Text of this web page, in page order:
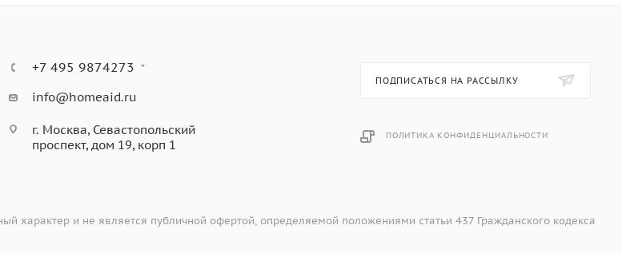
+7 495 9874273
info@homeaid.ru
г. Москва, Севастопольский
проспект, дом 19, корп 1
ПОДПИСАТЬСЯ НА РАССЫЛКУ
ПОЛИТИКА КОНФИДЕНЦИАЛЬНОСТИ
характер и не является публичной офертой, определяемой положениями статьи 437 Гражданского кодекса